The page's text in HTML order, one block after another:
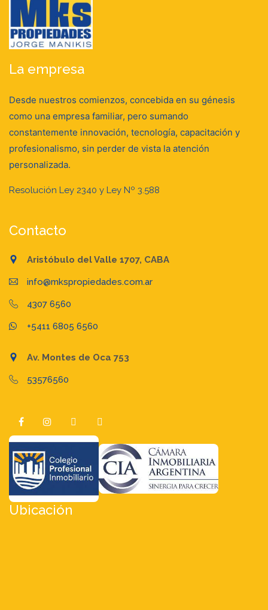
La empresa
Desde nuestros comienzos, concebida en su génesis
como una empresa familiar, pero sumando
constantemente innovación, tecnología, capacitación y
profesionalismo, sin perder de vista la atención
personalizada.
Resolución Ley 2340 y Ley Nº 3.588
Contacto
Aristóbulo del Valle 1707, CABA
info@mkspropiedades.com.ar
4307 6560
+5411 6805 6560
Av. Montes de Oca 753
53576560
Ubicación